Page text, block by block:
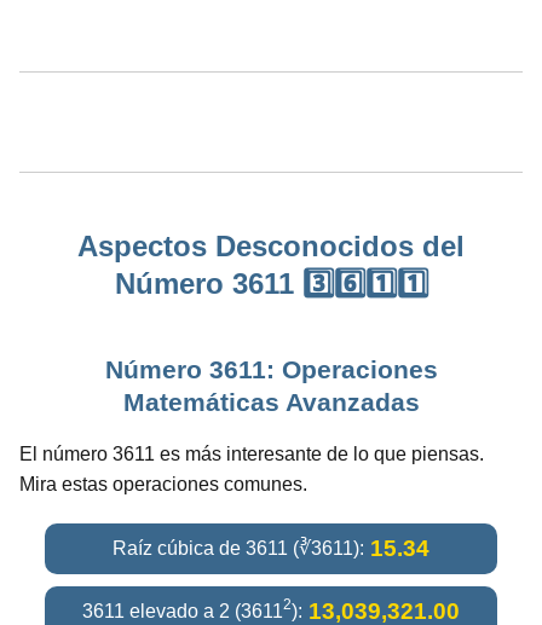
Aspectos Desconocidos del
Número 3611 3️⃣6️⃣1️⃣1️⃣
Número 3611: Operaciones
Matemáticas Avanzadas
El número 3611 es más interesante de lo que piensas.
Mira estas operaciones comunes.
Raíz cúbica de 3611 (∛3611): 15.34
3611 elevado a 2 (36112): 13,039,321.00